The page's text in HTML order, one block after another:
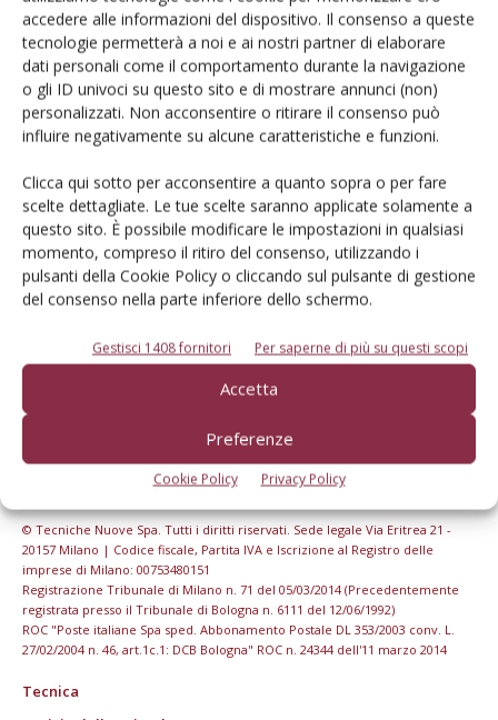
accedere alle informazioni del dispositivo. Il consenso a queste
tecnologie permetterà a noi e ai nostri partner di elaborare
dati personali come il comportamento durante la navigazione
o gli ID univoci su questo sito e di mostrare annunci (non)
personalizzati. Non acconsentire o ritirare il consenso può
influire negativamente su alcune caratteristiche e funzioni.
Clicca qui sotto per acconsentire a quanto sopra o per fare
scelte dettagliate. Le tue scelte saranno applicate solamente a
questo sito. È possibile modificare le impostazioni in qualsiasi
momento, compreso il ritiro del consenso, utilizzando i
pulsanti della Cookie Policy o cliccando sul pulsante di gestione
del consenso nella parte inferiore dello schermo.
Gestisci 1408 fornitori Per saperne di più su questi scopi
Accetta
Preferenze
Cookie Policy Privacy Policy
Rimani aggiornato sul mondo
dell’agricoltura
Iscriviti alle nostre newsletter
© Tecniche Nuove Spa. Tutti i diritti riservati. Sede legale Via Eritrea 21 -
20157 Milano | Codice fiscale, Partita IVA e Iscrizione al Registro delle
imprese di Milano: 00753480151
Registrazione Tribunale di Milano n. 71 del 05/03/2014 (Precedentemente
registrata presso il Tribunale di Bologna n. 6111 del 12/06/1992)
ROC "Poste italiane Spa sped. Abbonamento Postale DL 353/2003 conv. L.
27/02/2004 n. 46, art.1c.1: DCB Bologna" ROC n. 24344 dell'11 marzo 2014
Tecnica